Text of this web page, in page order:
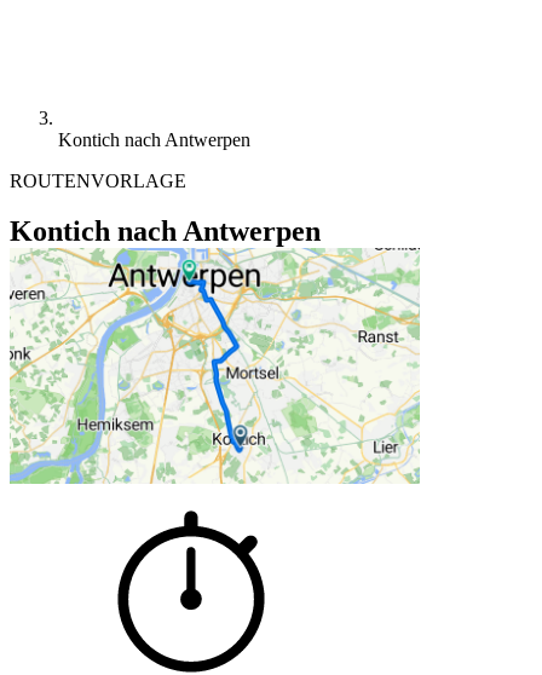
Kontich nach Antwerpen
ROUTENVORLAGE
Kontich nach Antwerpen